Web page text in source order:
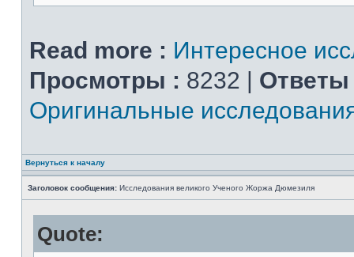
Read more : Интересное
Просмотры : 8232 | Ответы
Оригинальные
Вернуться к началу
Заголовок сообщения: Исследования великого Ученого Жоржа Дюмезиля
Quote: